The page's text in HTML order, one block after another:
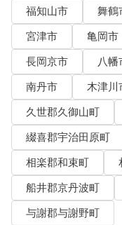
福知山市
舞鶴
宮津市
亀岡市
長岡京市
八幡
南丹市
木津川
久世郡久御山町
綴喜郡宇治田原町
相楽郡和束町
船井郡京丹波町
与謝郡与謝野町